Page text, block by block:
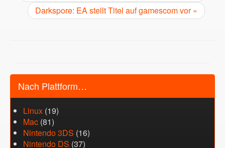
Darkspore: EA stellt Titel auf gamescom vor »
Nach Plattform…
Linux (19)
Mac (81)
Nintendo 3DS (16)
Nintendo DS (37)